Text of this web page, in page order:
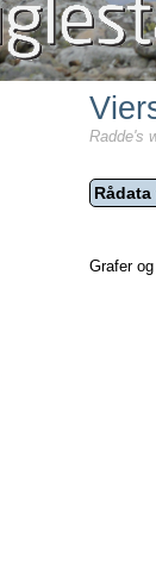
Radde's
Grafer